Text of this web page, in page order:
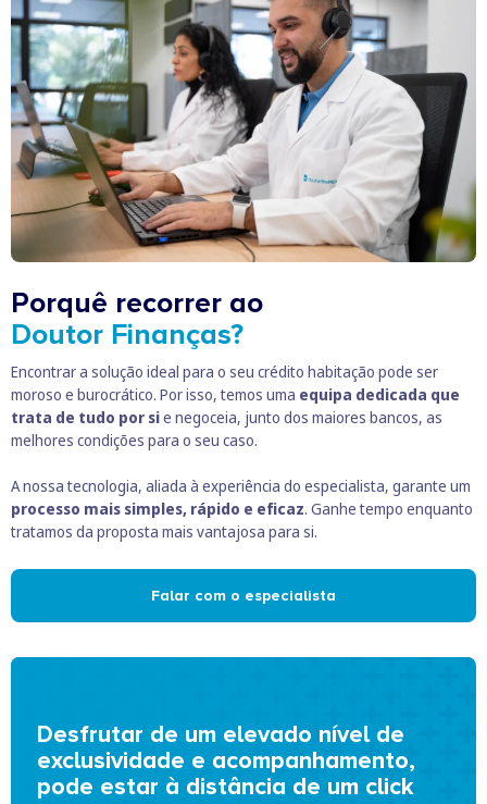
Porquê recorrer ao
Doutor Finanças?
Encontrar a solução ideal para o seu crédito habitação pode ser
moroso e burocrático. Por isso, temos uma equipa dedicada que
trata de tudo por sie negoceia, junto dos maiores bancos, as
melhores condições para o seu caso.
A nossa tecnologia, aliada à experiência do especialista, garante um
processo mais simples, rápido e eficaz. Ganhe tempo enquanto
tratamos da proposta mais vantajosa para si.
Falar com o especialista
Desfrutar de um elevado nível de
exclusividade e acompanhamento,
pode estar à distância de um click